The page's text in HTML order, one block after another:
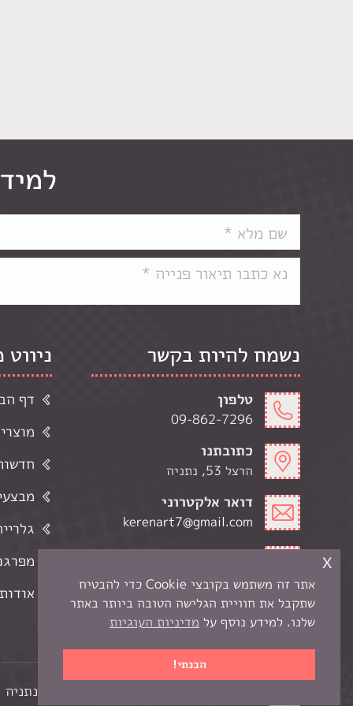
נשמח להיות בקשר
טלפון
09-862-7296
כתובתנו
הרצל 53, נתניה
דואר אלקטרוני
kerenart7@gmail.com
שעות פתיחה
ימי ו 9:00-13:00
דף
חנות יצירה בנתניה
אתר זה משתמש בקובצי Cookie כדי להבטיח
שתקבל את חוויית הגלישה הטובה ביותר באתר
שלנו. למידע נוסף על מדיניות העוגיות
הבנתי!
x